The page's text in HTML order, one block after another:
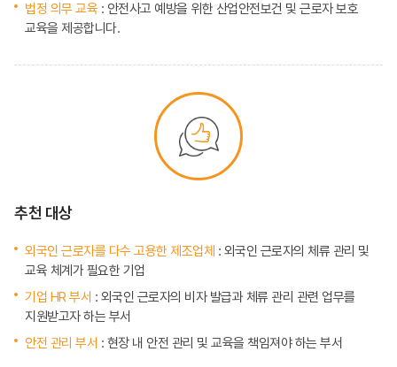
법정 의무 교육 : 안전사고 예방을 위한 산업안전보건 및 근로자 보호
교육을 제공합니다.
추천 대상
외국인 근로자를 다수 고용한 제조업체 : 외국인 근로자의 체류 관리 및
교육 체계가 필요한 기업
기업 HR 부서 : 외국인 근로자의 비자 발급과 체류 관리 관련 업무를
지원받고자 하는 부서
안전 관리 부서 : 현장 내 안전 관리 및 교육을 책임져야 하는 부서